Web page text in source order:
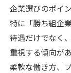
企業選びのポイ
特に「勝ち組企
待遇だけでなく
重視する傾向が
柔軟な働き方、